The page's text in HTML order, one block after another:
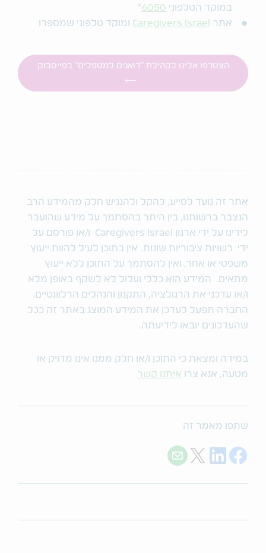
במוקד הטלפוני 6050
*
אתר
Caregivers Israel ומוקד טלפוני שמספרו
הצטרפו אלינו לקהילת "דואגים למטפלים" בפייסבוק
אתר זה נועד לסייע, להקל ולהנגיש חלק מהמידע הרב
הנצבר ברשותנו, בין היתר בהסתמך על מידע שהועבר
לידינו על ידי ארגון Caregivers Israel ו/או פורסם על
ידי רשויות ציבוריות שונות. אין בתוכן לעיל להוות ייעוץ
משפטי או אחר, ואין להסתמך על התוכן ללא ייעוץ
מתאים. המידע הוא כללי ועלול לא לשקף באופן מלא
ו/או עדכני את הרגולציה, התקנון והנהלים הרלוונטיים.
החברה תפעל לעדכן את המידע המוצג באתר זה ככל
שהעדכונים יובאו לידיעתה.
במידה ומצאת כי התוכן ו/או חלק ממנו אינו מדויק או
מטעה, אנא צרו איתנו קשר
שתפו מאמר זה
Share on Facebook
Share on LinkedIn
Share on Twitter
Share with E-mail